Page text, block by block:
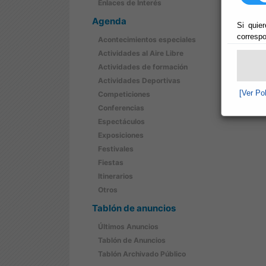
Si
[Ver
Enlaces de Interés
Agenda
Acontecimientos especiales
Actividades al Aire Libre
Actividades de formación
Actividades Deportivas
Competiciones
Conferencias
Espectáculos
Exposiciones
Festivales
Fiestas
Itinerarios
Otros
Tablón de anuncios
Últimos Anuncios
Tablón de Anuncios
Tablón Archivado Público